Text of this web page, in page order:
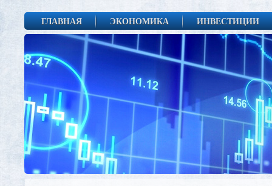
ГЛАВНАЯ ЭКОНОМИКА ИНВЕСТИЦИИ